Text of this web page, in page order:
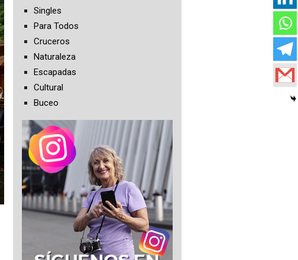
Singles
Para Todos
Cruceros
Naturaleza
Escapadas
Cultural
Buceo